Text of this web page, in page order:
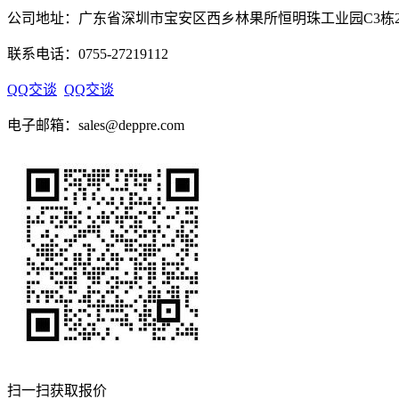
公司地址：广东省深圳市宝安区西乡林果所恒明珠工业园C3栋
联系电话： 0755-27219112
QQ交谈 QQ交谈
电子邮箱：sales@deppre.com
扫一扫获取报价